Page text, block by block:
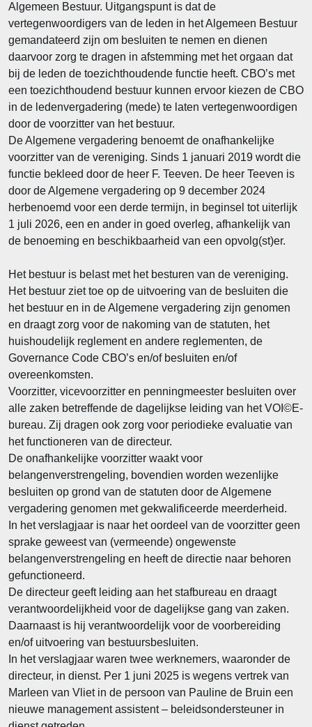
Algemeen Bestuur. Uitgangspunt is dat de
vertegenwoordigers van de leden in het Algemeen Bestuur
gemandateerd zijn om besluiten te nemen en dienen
daarvoor zorg te dragen in afstemming met het orgaan dat
bij de leden de toezichthoudende functie heeft. CBO’s met
een toezichthoudend bestuur kunnen ervoor kiezen de CBO
in de ledenvergadering (mede) te laten vertegenwoordigen
door de voorzitter van het bestuur.
De Algemene vergadering benoemt de onafhankelijke
voorzitter van de vereniging. Sinds 1 januari 2019 wordt die
functie bekleed door de heer F. Teeven. De heer Teeven is
door de Algemene vergadering op 9 december 2024
herbenoemd voor een derde termijn, in beginsel tot uiterlijk
1 juli 2026, een en ander in goed overleg, afhankelijk van
de benoeming en beschikbaarheid van een opvolg(st)er.
Het bestuur is belast met het besturen van de vereniging.
Het bestuur ziet toe op de uitvoering van de besluiten die
het bestuur en in de Algemene vergadering zijn genomen
en draagt zorg voor de nakoming van de statuten, het
huishoudelijk reglement en andere reglementen, de
Governance Code CBO’s en/of besluiten en/of
overeenkomsten.
Voorzitter, vicevoorzitter en penningmeester besluiten over
alle zaken betreffende de dagelijkse leiding van het VOI©E-
bureau. Zij dragen ook zorg voor periodieke evaluatie van
het functioneren van de directeur.
De onafhankelijke voorzitter waakt voor
belangenverstrengeling, bovendien worden wezenlijke
besluiten op grond van de statuten door de Algemene
vergadering genomen met gekwalificeerde meerderheid.
In het verslagjaar is naar het oordeel van de voorzitter geen
sprake geweest van (vermeende) ongewenste
belangenverstrengeling en heeft de directie naar behoren
gefunctioneerd.
De directeur geeft leiding aan het stafbureau en draagt
verantwoordelijkheid voor de dagelijkse gang van zaken.
Daarnaast is hij verantwoordelijk voor de voorbereiding
en/of uitvoering van bestuursbesluiten.
In het verslagjaar waren twee werknemers, waaronder de
directeur, in dienst. Per 1 juni 2025 is wegens vertrek van
Marleen van Vliet in de persoon van Pauline de Bruin een
nieuwe management assistent – beleidsondersteuner in